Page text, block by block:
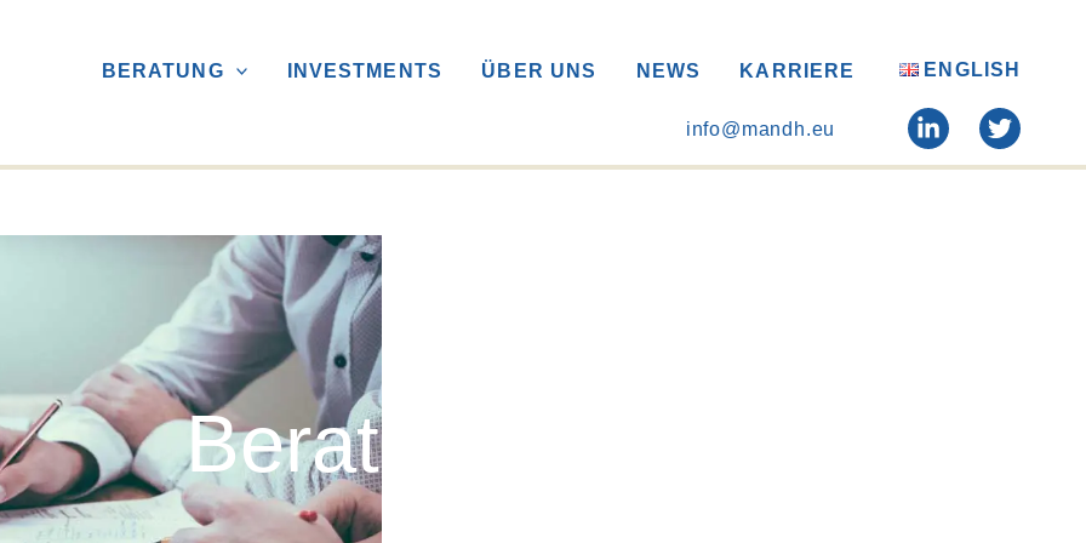
BERATUNG INVESTMENTS ÜBER UNS NEWS KARRIERE ENGLISH
info@mandh.eu
Beratung